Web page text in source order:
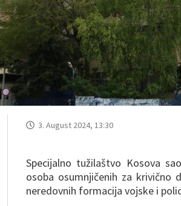
3. August 2024, 13:30
Specijalno tužilaštvo Kosova
osoba osumnjičenih za krivično
neredovnih formacija vojske i